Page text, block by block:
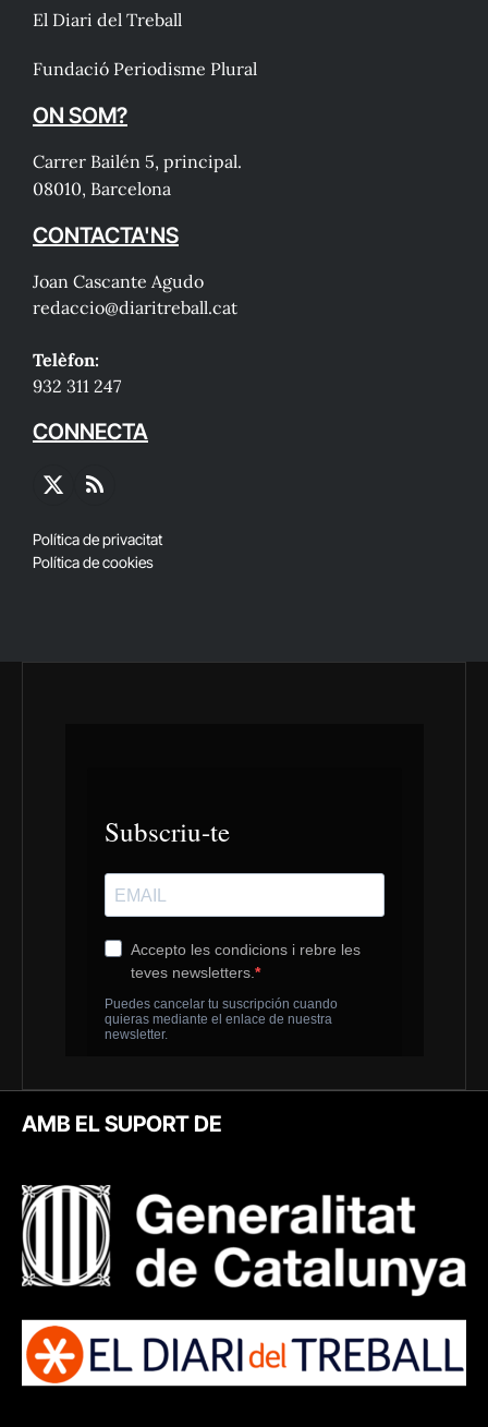
El Diari del Treball
Fundació Periodisme Plural
ON SOM?
Carrer Bailén 5, principal.
08010, Barcelona
CONTACTA'NS
Joan Cascante Agudo
redaccio@diaritreball.cat
Telèfon:
932 311 247
CONNECTA
X
RSS
Política de privacitat
Política de cookies
AMB EL SUPORT DE